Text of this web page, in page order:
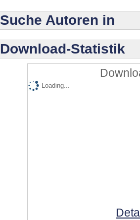
Suche Autoren in
Download-Statistik
Loading...